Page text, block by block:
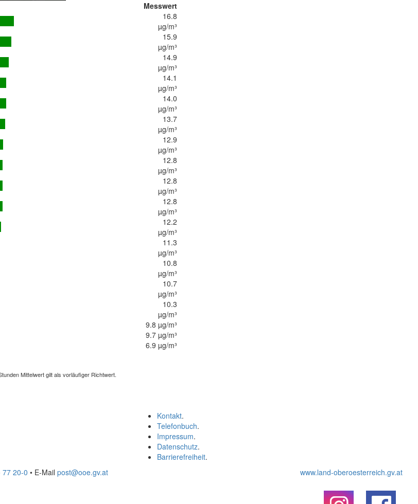
Messwert
16.8
µg/m³
15.9
µg/m³
14.9
µg/m³
14.1
µg/m³
14.0
µg/m³
13.7
µg/m³
12.9
µg/m³
12.8
µg/m³
12.8
µg/m³
12.8
µg/m³
12.2
µg/m³
11.3
µg/m³
10.8
µg/m³
10.7
µg/m³
10.3
µg/m³
9.8 µg/m³
9.7 µg/m³
6.9 µg/m³
Mittelwert gilt als vorläufiger Richtwert.
Kontakt.
Telefonbuch.
Impressum.
Datenschutz.
Barrierefreiheit.
77 20-0 • E-Mail post@ooe.gv.at www.land-oberoesterreich.gv.at